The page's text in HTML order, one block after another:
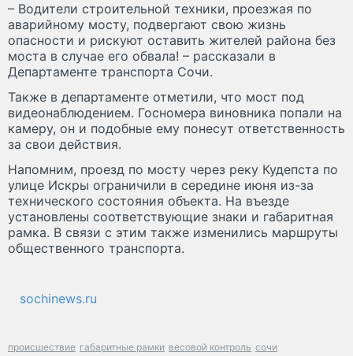
– Водители строительной техники, проезжая по
аварийному мосту, подвергают свою жизнь
опасности и рискуют оставить жителей района без
моста в случае его обвала! – рассказали в
Департаменте транспорта Сочи.
Также в департаменте отметили, что мост под
видеонаблюдением. Госномера виновника попали на
камеру, он и подобные ему понесут ответственность
за свои действия.
Напомним, проезд по мосту через реку Кудепста по
улице Искры ограничили в середине июня из-за
технического состояния объекта. На въезде
установлены соответствующие знаки и габаритная
рамка. В связи с этим также изменились маршруты
общественного транспорта.
sochinews.ru
происшествие габаритные рамки весовой контроль сочи